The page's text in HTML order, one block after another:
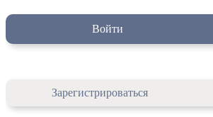
Войти
Зарегистрироваться